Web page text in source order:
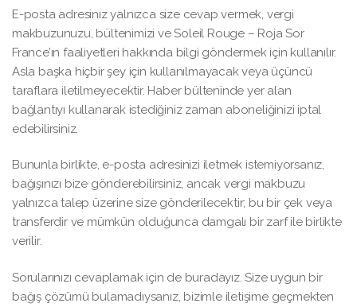
E-posta adresiniz yalnızca size cevap vermek, vergi
makbuzunuzu, bültenimizi ve Soleil Rouge – Roja Sor
France’ın faaliyetleri hakkında bilgi göndermek için kullanılır.
Asla başka hiçbir şey için kullanılmayacak veya üçüncü
taraflara iletilmeyecektir. Haber bülteninde yer alan
bağlantıyı kullanarak istediğiniz zaman aboneliğinizi iptal
edebilirsiniz.
Bununla birlikte, e-posta adresinizi iletmek istemiyorsanız,
bağışınızı bize gönderebilirsiniz, ancak vergi makbuzu
yalnızca talep üzerine size gönderilecektir; bu bir çek veya
transferdir ve mümkün olduğunca damgalı bir zarf ile birlikte
verilir.
Sorularınızı cevaplamak için de buradayız. Size uygun bir
bağış çözümü bulamadıysanız, bizimle iletişime geçmekten